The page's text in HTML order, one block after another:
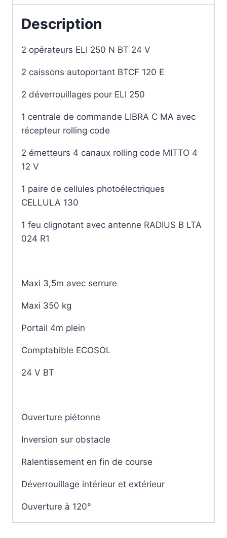
Description
2 opérateurs ELI 250 N BT 24 V
2 caissons autoportant BTCF 120 E
2 déverrouillages pour ELI 250
1 centrale de commande LIBRA C MA avec
récepteur rolling code
2 émetteurs 4 canaux rolling code MITTO 4
12 V
1 paire de cellules photoélectriques
CELLULA 130
1 feu clignotant avec antenne RADIUS B LTA
024 R1
Maxi 3,5m avec serrure
Maxi 350 kg
Portail 4m plein
Comptabible ECOSOL
24 V BT
Ouverture piétonne
Inversion sur obstacle
Ralentissement en fin de course
Déverrouillage intérieur et extérieur
Ouverture à 120°